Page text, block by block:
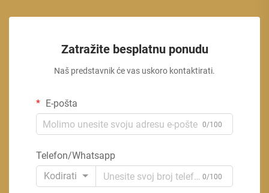
Zatražite besplatnu ponudu
Naš predstavnik će vas uskoro kontaktirati.
E-pošta
0/100
Telefon/Whatsapp
Kodirati
0/100